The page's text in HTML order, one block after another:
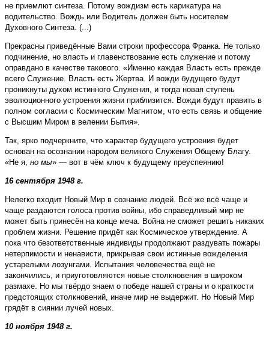
не приемлют синтеза. Потому вождизм есть карикатура на
водительство. Вождь или Водитель должен быть носителем
Духовного Синтеза. (...)
Прекрасны приведённые Вами строки профессора Франка. Не только
подчинение, но власть и главенствование есть служение и потому
оправдано в качестве такового. «Именно каждая Власть есть прежде
всего Служение. Власть есть Жертва. И вожди будущего будут
проникнуты духом истинного Служения, и тогда новая ступень
эволюционного устроения жизни приблизится. Вожди будут править в
полном согласии с Космическим Магнитом, что есть связь и общение
с Высшим Миром в велении Бытия».
Так, ярко подчеркните, что характер будущего устроения будет
основан на осознании народом великого Служения Общему Благу.
«Не я, но мы» — вот в чём ключ к будущему преуспеянию!
16 сентября 1948 г.
Нелегко входит Новый Мир в сознание людей. Всё же всё чаще и
чаще раздаются голоса против вой­ны, ибо справедливый мир не
может быть принесён на конце меча. Война не сможет решить никаких
проблем жизни. Решение придёт как Космическое утверждение. А
пока что безответственные индивиды продолжают раздувать пожары
нетерпимости и ненависти, прикрывая свои истинные вожделения
устарелыми лозунгами. Испытания человечества ещё не
закончились, и приуготовляются новые столкновения в широком
размахе. Но мы твёрдо знаем о победе нашей страны и о краткости
предстоящих столкновений, иначе мир не выдержит. Но Новый Мир
грядёт в сиянии лучей новых.
10 ноября 1948 г.